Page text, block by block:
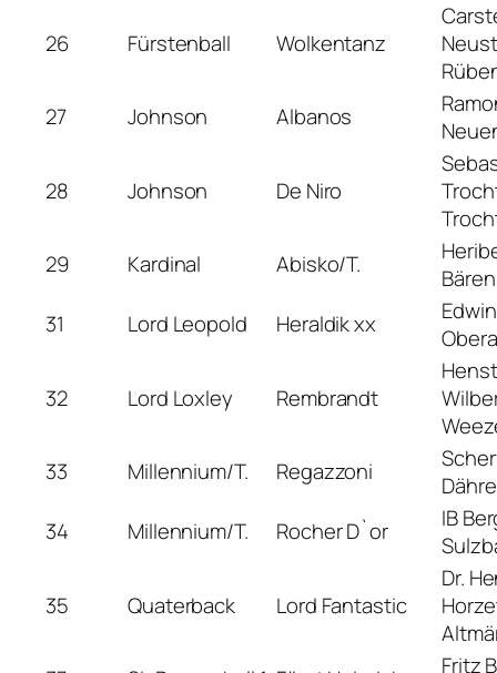
26 Fürstenball Wolkentanz
27
Johnson Albanos
28 Johnson De Niro
29
Kardinal Abisko/T.
31
Lord Leopold Heraldik xx
32 Lord Loxley Rembrandt
33
Millennium/T. Regazzoni
Dähre
34
Millennium/T. Rocher D`or
IB
35 Quaterback Lord Fantastic
Dr.
Fritz